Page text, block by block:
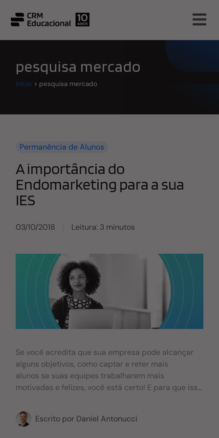
pesquisa mercado
Início > pesquisa mercado
Permanência de Alunos
A importância do
Endomarketing para a sua
IES
03/10/2018 Leitura: 3 minutos
Se você acredita que sua empresa pode alcançar
alguns objetivos, como captar e reter mais
alunos se suas equipes trabalharem mais
motivadas e felizes, você está certo! E para que isso
juntos. Pensando nisso, preparamos o artigo para
que você conheça a relação entre endomarketing e
Escrito por Daniel Antonucci